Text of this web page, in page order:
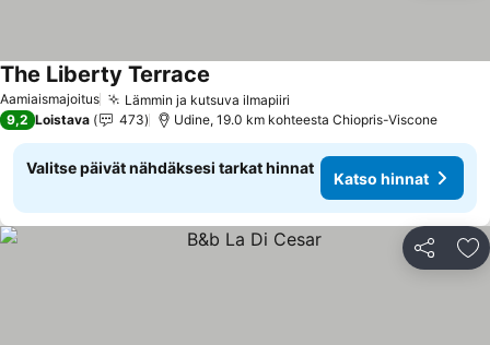
Aamiaismajoitus Lämmin ja kutsuva ilmapiiri
The Liberty Terrace
9,2 Loistava 473 Udine, 19.0 km kohteesta Chiopris-Viscone
Valitse päivät nähdäksesi tarkat hinnat
Katso hinnat
Jaa